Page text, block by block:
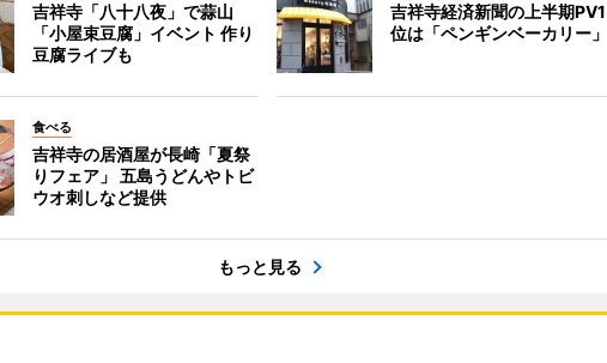
吉祥寺「八十八夜」で蒜山
「小屋束豆腐」イベント 作り
豆腐ライブも
吉祥寺経済新聞の上半期PV1
位は「ペンギンベーカリー」
食べる
吉祥寺の居酒屋が長崎「夏祭
りフェア」 五島うどんやトビ
ウオ刺しなど提供
もっと見る